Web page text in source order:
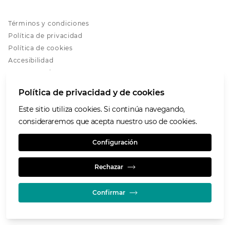
Términos y condiciones
Política de privacidad
Política de cookies
Accesibilidad
Nuestros valores
© GLENCORE 2026
Política de privacidad y de cookies
Este sitio utiliza cookies. Si continúa navegando,
consideraremos que acepta nuestro uso de cookies.
Configuración
Rechazar
Confirmar